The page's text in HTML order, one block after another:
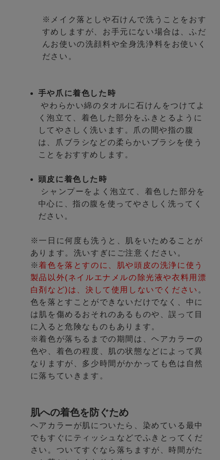
※メイク落としや石けんで洗うことをおす
すめしますが、お手元にない場合は、ふだ
んお使いの洗顔料や全身洗浄料をお使いく
ださい。
手や爪に着色した時
やわらかい綿のタオルに石けんをつけてよ
く泡立て、着色した部分をふきとるように
してやさしく洗います。爪の間や指の腹
は、爪ブラシなどの柔らかいブラシを使う
ことをおすすめします。
頭皮に着色した時
シャンプーをよく泡立て、着色した部分を
中心に、指の腹を使ってやさしく洗ってく
ださい。
※一日に何度も洗うと、肌をいためることが
あります。洗いすぎにご注意ください。
※着色を落とすのに、肌や頭皮の洗浄に使う
製品以外(ネイルエナメルの除光液や衣料用漂
白剤など)は、決して使用しないでください 。
色を落とすことができないだけでなく、中に
は肌を傷めるおそれのあるものや、誤って目
に入ると危険なものもあります。
※着色が落ちるまでの期間は、ヘアカラーの
色や、着色の程度、肌の状態などによって異
なりますが、多少時間がかかっても色は自然
に落ちていきます。
肌への着色を防ぐため
ヘアカラーが肌についたら、染めている最中
でもすぐにティッシュなどでふきとってくだ
さい。ついてすぐなら落ちますが、時間がた